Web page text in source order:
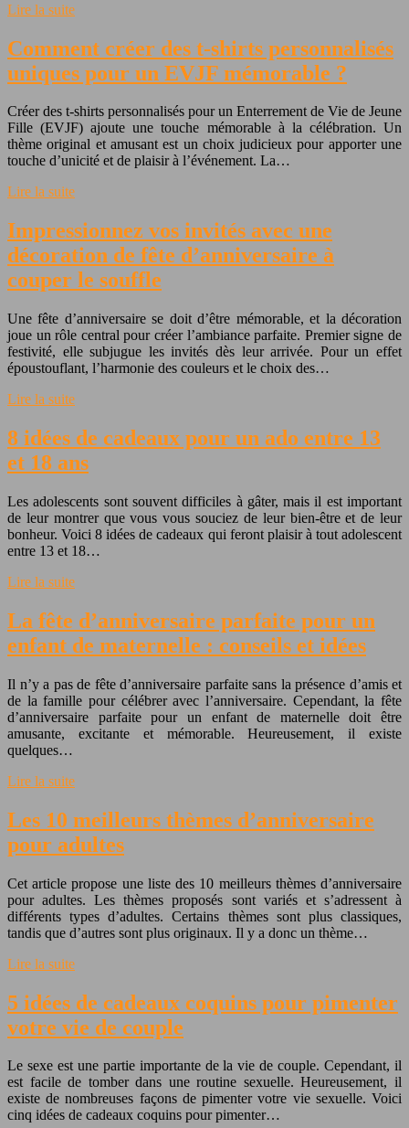
Lire la suite
Comment créer des t-shirts personnalisés
uniques pour un EVJF mémorable ?
Créer des t-shirts personnalisés pour un Enterrement de Vie de Jeune
Fille (EVJF) ajoute une touche mémorable à la célébration. Un
thème original et amusant est un choix judicieux pour apporter une
touche d’unicité et de plaisir à l’événement. La…
Lire la suite
Impressionnez vos invités avec une
décoration de fête d’anniversaire à
couper le souffle
Une fête d’anniversaire se doit d’être mémorable, et la décoration
joue un rôle central pour créer l’ambiance parfaite. Premier signe de
festivité, elle subjugue les invités dès leur arrivée. Pour un effet
époustouflant, l’harmonie des couleurs et le choix des…
Lire la suite
8 idées de cadeaux pour un ado entre 13
et 18 ans
Les adolescents sont souvent difficiles à gâter, mais il est important
de leur montrer que vous vous souciez de leur bien-être et de leur
bonheur. Voici 8 idées de cadeaux qui feront plaisir à tout adolescent
entre 13 et 18…
Lire la suite
La fête d’anniversaire parfaite pour un
enfant de maternelle : conseils et idées
Il n’y a pas de fête d’anniversaire parfaite sans la présence d’amis et
de la famille pour célébrer avec l’anniversaire. Cependant, la fête
d’anniversaire parfaite pour un enfant de maternelle doit être
amusante, excitante et mémorable. Heureusement, il existe
quelques…
Lire la suite
Les 10 meilleurs thèmes d’anniversaire
pour adultes
Cet article propose une liste des 10 meilleurs thèmes d’anniversaire
pour adultes. Les thèmes proposés sont variés et s’adressent à
différents types d’adultes. Certains thèmes sont plus classiques,
tandis que d’autres sont plus originaux. Il y a donc un thème…
Lire la suite
5 idées de cadeaux coquins pour pimenter
votre vie de couple
Le sexe est une partie importante de la vie de couple. Cependant, il
est facile de tomber dans une routine sexuelle. Heureusement, il
existe de nombreuses façons de pimenter votre vie sexuelle. Voici
cinq idées de cadeaux coquins pour pimenter…